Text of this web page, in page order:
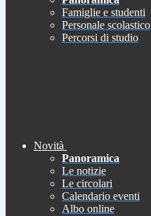
Famiglie e studenti
Personale scolastico
Percorsi di studio
Novità
Panoramica
Le notizie
Le circolari
Calendario eventi
Albo online